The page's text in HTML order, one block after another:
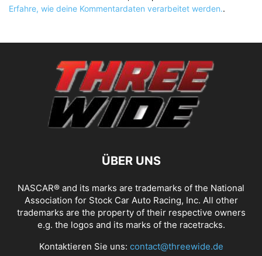
Erfahre, wie deine Kommentardaten verarbeitet werden..
ÜBER UNS
NASCAR® and its marks are trademarks of the National
Association for Stock Car Auto Racing, Inc. All other
trademarks are the property of their respective owners
e.g. the logos and its marks of the racetracks.
Kontaktieren Sie uns: contact@threewide.de